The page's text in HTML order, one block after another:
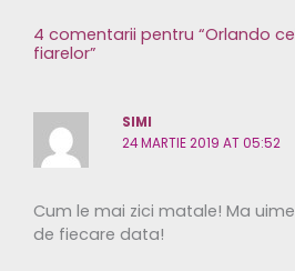
4 comentarii pentru “Orlando
fiarelor”
SIMI
24 MARTIE 2019 AT 05:52
Cum le mai zici matale! Ma
de fiecare data!